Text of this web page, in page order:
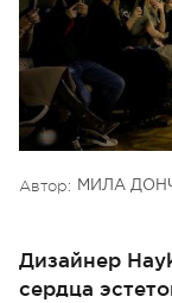
Автор: МИЛА
Дизайнер
сердца